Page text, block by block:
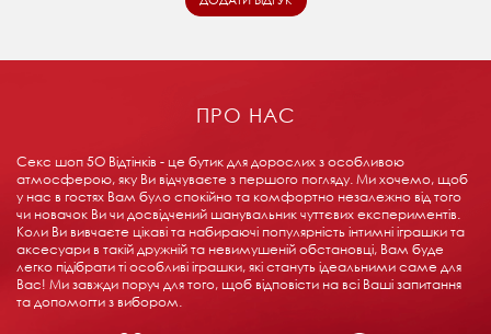
ПРО НАС
Секс шоп 5О Відтінків - це бутик для дорослих з особливою
атмосферою, яку Ви відчуваєте з першого погляду. Ми хочемо, щоб
у нас в гостях Вам було спокійно та комфортно незалежно від того
чи новачок Ви чи досвідчений шанувальник чуттєвих експериментів.
Коли Ви вивчаєте цікаві та набираючі популярність інтимні іграшки та
аксесуари в такій дружній та невимушеній обстановці, Вам буде
легко підібрати ті особливі іграшки, які стануть ідеальними саме для
Вас! Ми завжди поруч для того, щоб відповісти на всі Ваші запитання
та допомогти з вибором.